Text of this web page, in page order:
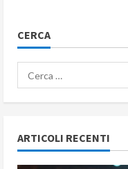
CERCA
Ricerca
per:
ARTICOLI RECENTI